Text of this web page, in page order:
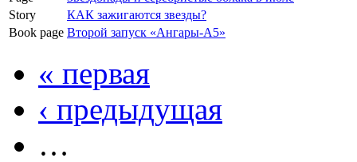
Story
КАК зажигаются звезды?
Book page Второй запуск «Ангары-А5»
« первая
‹ предыдущая
…